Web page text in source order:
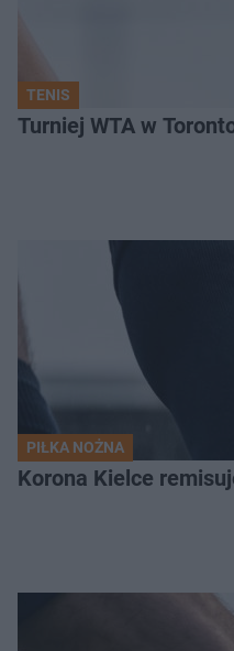
TENIS
Turniej WTA w
PIŁKA NOŻNA
Korona Kielce